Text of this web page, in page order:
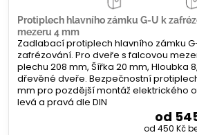
Protiplech hlavního zámku G-U k
mezeru 4 mm
Zadlabací protiplech hlavního zámku
zafrézování. Pro dveře s falcovou
plechu 208 mm, Šířka 20 mm, Hloubka
dřevěné dveře. Bezpečnostní
mm pro pozdější montáž elektrického
levá a pravá dle DIN
od
od 450 Kč